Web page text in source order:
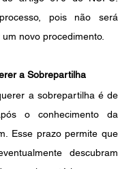
pois não será
novo procedimento.
a Sobrepartilha
a sobrepartilha é de
o conhecimento da
Esse prazo permite que
descubram